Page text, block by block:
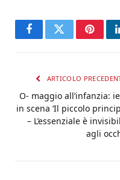
FacebookTwitter
ARTICOLO
O- maggio all’infanzia:
in scena ‘Il piccolo
– L’essenziale è
agli